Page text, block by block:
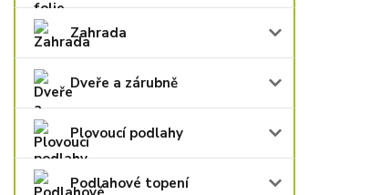
Zahrada
Dveře a zárubně
Plovoucí podlahy
Podlahové topení